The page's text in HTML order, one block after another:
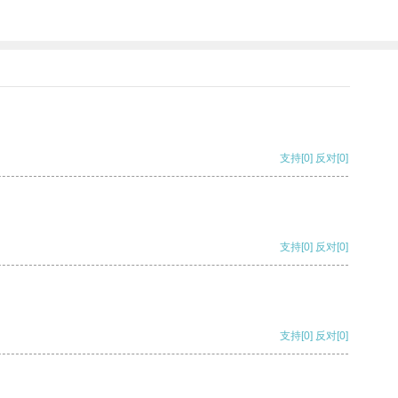
支持[0] 反对[0]
支持[0] 反对[0]
支持[0] 反对[0]